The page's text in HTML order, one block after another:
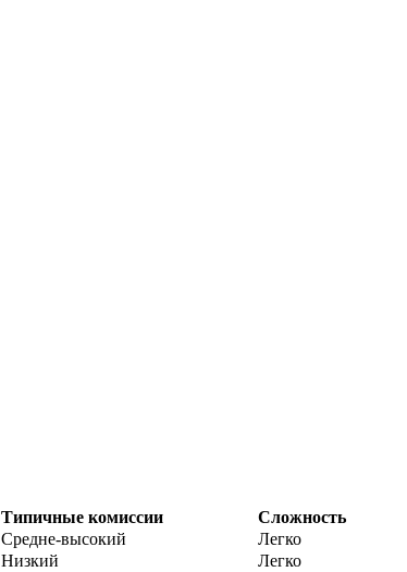
Типичные комиссии
Сложность
Средне-высокий
Легко
Низкий
Легко